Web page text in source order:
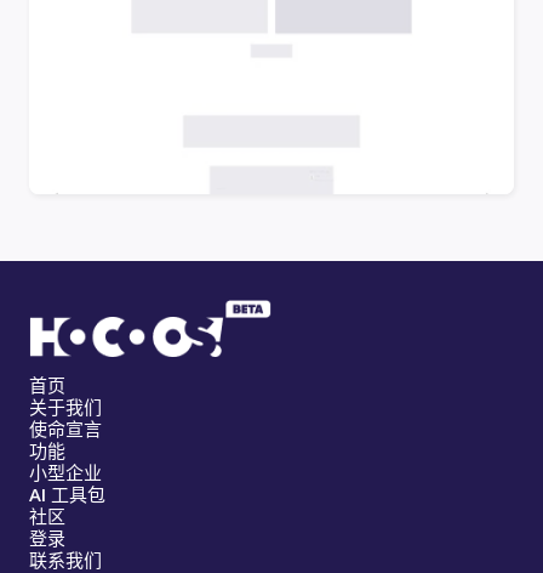
首页
关于我们
使命宣言
功能
小型企业
AI 工具包
社区
登录
联系我们